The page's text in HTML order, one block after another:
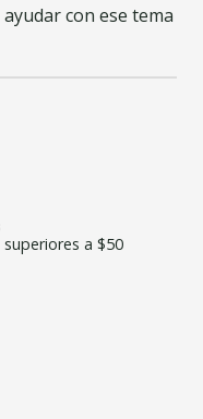
con ese tema
a $50